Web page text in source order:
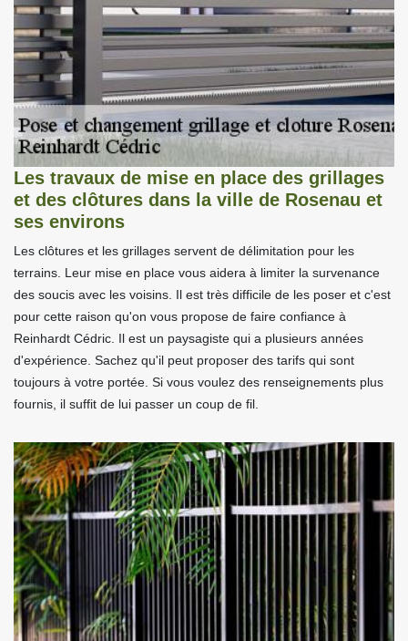
Les travaux de mise en place des grillages
et des clôtures dans la ville de Rosenau et
ses environs
Les clôtures et les grillages servent de délimitation pour les
terrains. Leur mise en place vous aidera à limiter la survenance
des soucis avec les voisins. Il est très difficile de les poser et c'est
pour cette raison qu'on vous propose de faire confiance à
Reinhardt Cédric. Il est un paysagiste qui a plusieurs années
d'expérience. Sachez qu'il peut proposer des tarifs qui sont
toujours à votre portée. Si vous voulez des renseignements plus
fournis, il suffit de lui passer un coup de fil.